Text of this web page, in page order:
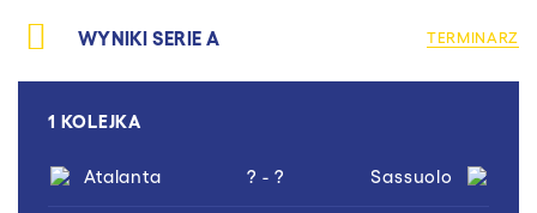
WYNIKI SERIE A TERMINARZ
1 KOLEJKA
Atalanta ? - ? Sassuolo